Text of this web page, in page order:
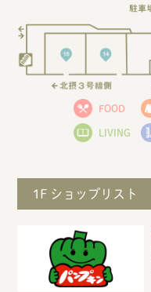
FOOD
LIVING
1F ショップリスト